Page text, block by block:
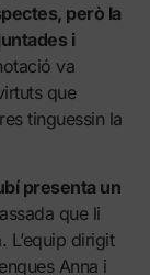
però la
i
va
que
tinguessin la
presenta un
que li
dirigit
Anna i